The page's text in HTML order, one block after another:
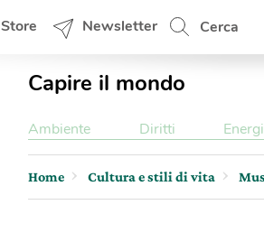
Store Newsletter Cerca
Capire il mondo
Ambiente Diritti
Home Cultura e stili di vita